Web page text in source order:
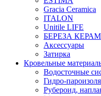
Gracia Ceramica
ITALON
Unitile LIFE
БЕРЕЗА
Аксессуары
Затирка
Кровельные
Водосточные
Гидро-
Рубероид,